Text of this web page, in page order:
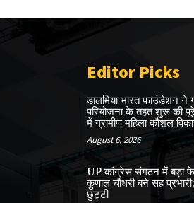
Editor Picks
डालमिया भारत फाउंडेशन ने
परियोजना के तहत शुरू की
में ग्रामीण महिला कौशल
August 6, 2026
UP कांग्रेस संगठन में बड़ा
कुणाल चौधरी बने सह
छुट्टी